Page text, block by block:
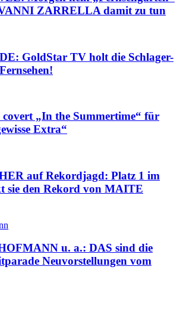
ZARRELLA damit zu tun
GoldStar TV holt die Schlager-
„In the Summertime“ für
Extra“
auf Rekordjagd: Platz 1 im
sie den Rekord von MAITE
u. a.: DAS sind die
Neuvorstellungen vom